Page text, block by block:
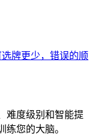
牌更少，错误的顺
难度级别和智能提
练您的大脑。